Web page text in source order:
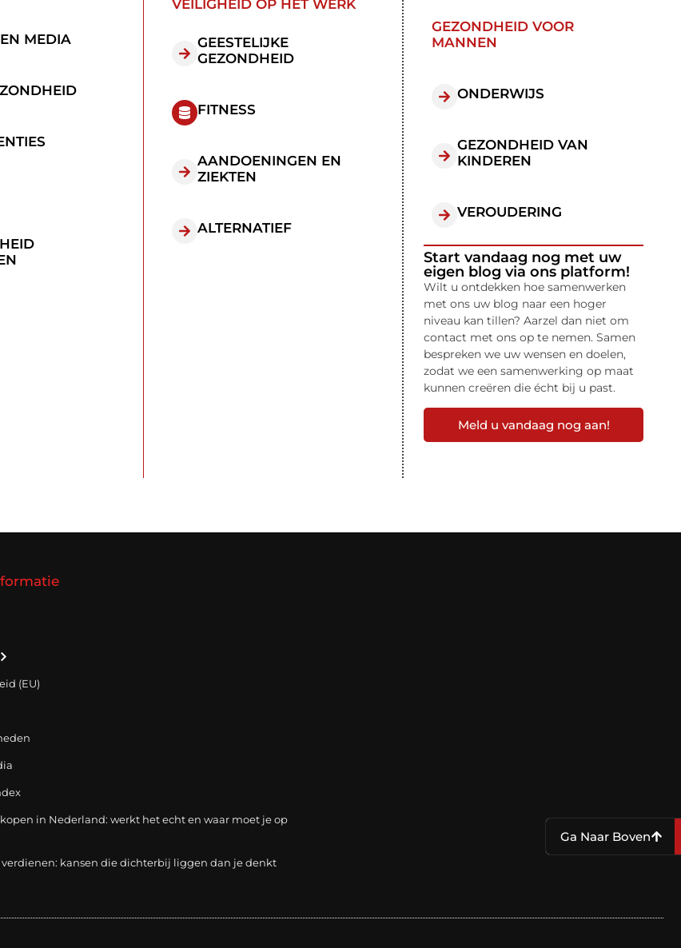
Ga Naar Boven
MEDIA
VEILIGHEID OP HET WERK
GEESTELIJKE
GEZONDHEID
FITNESS
AANDOENINGEN EN
ZIEKTEN
ALTERNATIEF
GEZONDHEID VOOR
MANNEN
ONDERWIJS
GEZONDHEID VAN
KINDEREN
VEROUDERING
Start vandaag nog met uw
eigen blog via ons platform!
Wilt u ontdekken hoe samenwerken
met ons uw blog naar een hoger
niveau kan tillen? Aarzel dan niet om
contact met ons op te nemen. Samen
bespreken we uw wensen en doelen,
zodat we een samenwerking op maat
kunnen creëren die écht bij u past.
Meld u vandaag nog aan!
(EU)
in Nederland: werkt het echt en waar moet je op
verdienen: kansen die dichterbij liggen dan je denkt